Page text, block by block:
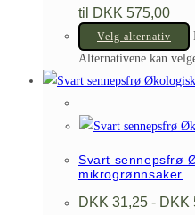
til DKK 575,00
Velg alternativ
Alternativene kan
Svart sennepsfrø
mikrogrønnsaker
DKK 31,25 - DKK